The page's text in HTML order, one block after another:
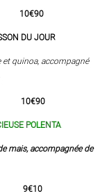
10€90
quinoa, accompagné
POLENTA
mais, accompagnée de
9€10